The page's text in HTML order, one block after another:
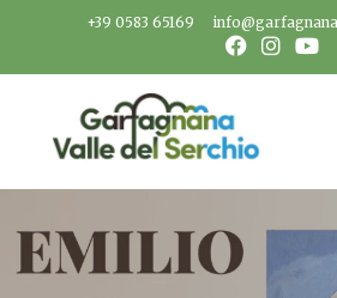
+39 0583 65169